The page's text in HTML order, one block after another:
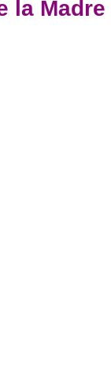
la Madre